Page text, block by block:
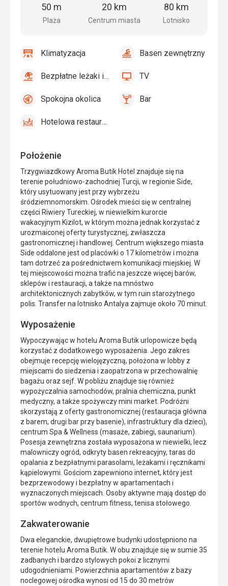
Położenie
Trzygwiazdkowy Aroma Butik Hotel znajduje się na
terenie południowo-zachodniej Turcji, w regionie Side,
który usytuowany jest przy wybrzeżu
śródziemnomorskim. Ośrodek mieści się w centralnej
części Riwiery Tureckiej, w niewielkim kurorcie
wakacyjnym Kizilot, w którym można jednak korzystać z
urozmaiconej oferty turystycznej, zwłaszcza
gastronomicznej i handlowej. Centrum większego miasta
Side oddalone jest od placówki o 17 kilometrów i można
tam dotrzeć za pośrednictwem komunikacji miejskiej. W
tej miejscowości można trafić na jeszcze więcej barów,
sklepów i restauracji, a także na mnóstwo
architektonicznych zabytków, w tym ruin starożytnego
polis. Transfer na lotnisko Antalya zajmuje około 70 minut.
Wyposażenie
Wypoczywając w hotelu Aroma Butik urlopowicze będą
korzystać z dodatkowego wyposażenia. Jego zakres
obejmuje recepcję wielojęzyczną, położona w lobby z
miejscami do siedzenia i zaopatrzona w przechowalnię
bagażu oraz sejf. W pobliżu znajduje się również
wypożyczalnia samochodów, pralnia chemiczna, punkt
medyczny, a także spożywczy mini market. Podróżni
skorzystają z oferty gastronomicznej (restauracja główna
z barem, drugi bar przy basenie), infrastruktury dla dzieci),
centrum Spa & Wellness (masaże, zabiegi, saunarium).
Posesja zewnętrzna została wyposażona w niewielki, lecz
malowniczy ogród, odkryty basen rekreacyjny, taras do
opalania z bezpłatnymi parasolami, leżakami i ręcznikami
kąpielowymi. Gościom zapewniono internet, który jest
bezprzewodowy i bezpłatny w apartamentach i
wyznaczonych miejscach. Osoby aktywne mają dostęp do
sportów wodnych, centrum fitness, tenisa stołowego.
Zakwaterowanie
Dwa eleganckie, dwupiętrowe budynki udostępniono na
terenie hotelu Aroma Butik. W obu znajduje się w sumie 35
zadbanych i bardzo stylowych pokoi z licznymi
udogodnieniami. Powierzchnia apartamentów z bazy
noclegowej ośrodka wynosi od 15 do 30 metrów
plaży
Plaża
50 m
centrum
Centrum miasta
20 km
lotniska
Lotnisko
80 km
Klimatyzacja
Klimatyzacja
tak
BasenBasen zewnętrzny
tak
Bezpłatne
i
przy
Bezpłatne leżaki i parasole przy basenie
tak TV TV
tak
Spokojna
Spokojna okolica
tak Bar Bar
tak
Hotelowa
Hotelowa restauracja
tak